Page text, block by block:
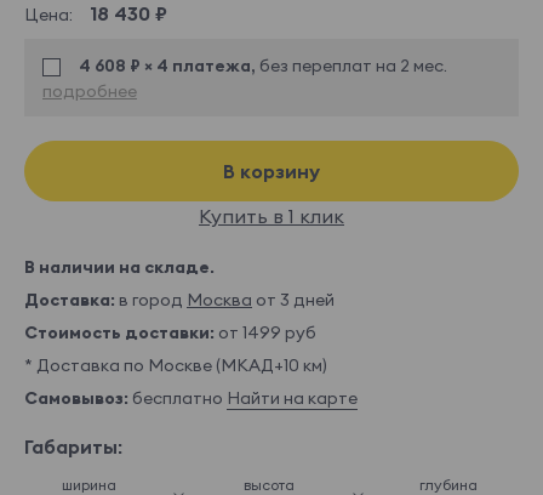
Цена: 18 430 ₽
4 608 ₽ × 4 платежа, без переплат на 2 мес.
подробнее
В корзину
Купить в 1 клик
В наличии на складе.
Доставка: в город Москва от 3 дней
Стоимость доставки: от 1499 руб
* Доставка по Москве (МКАД+10 км)
Самовывоз: бесплатно Найти на карте
Габариты:
ширина высота глубина